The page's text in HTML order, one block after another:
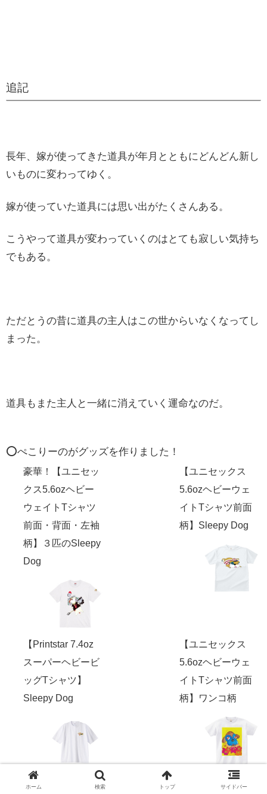
追記
長年、嫁が使ってきた道具が年月とともにどんどん新し
いものに変わってゆく。
嫁が使っていた道具には思い出がたくさんある。
こうやって道具が変わっていくのはとても寂しい気持ち
でもある。
ただとうの昔に道具の主人はこの世からいなくなってし
まった。
道具もまた主人と一緒に消えていく運命なのだ。
⭕️ぺこりーのがグッズを作りました！
豪華！【ユニセッ
クス5.6ozヘビー
ウェイトTシャツ
前面・背面・左袖
柄】３匹のSleepy
Dog
【ユニセックス
5.6ozヘビーウェ
イトTシャツ前面
柄】Sleepy Dog
【Printstar 7.4oz
スーパーヘビービ
ッグTシャツ】
Sleepy Dog
【ユニセックス
5.6ozヘビーウェ
イトTシャツ前面
柄】ワンコ柄
【レディース 【ユニセックス
ホーム 検索 トップ サイドバー